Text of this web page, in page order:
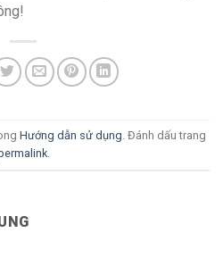
Hướng dẫn sử dụng . Đánh dấu trang
.